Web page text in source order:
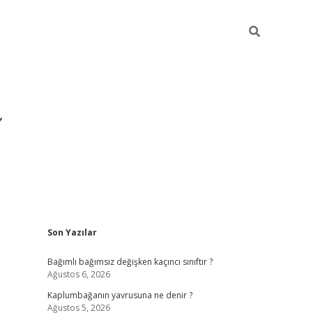
Sidebar
Son Yazılar
Bağımlı bağımsız değişken kaçıncı sınıftır ?
Ağustos 6, 2026
Kaplumbağanın yavrusuna ne denir ?
Ağustos 5, 2026